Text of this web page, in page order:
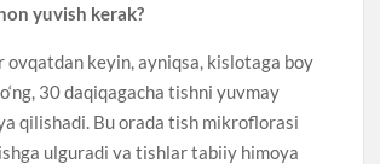
yuvish kerak?
ovqatdan keyin, ayniqsa, kislotaga boy
30 daqiqagacha tishni yuvmay
qilishadi. Bu orada tish mikroflorasi
ulguradi va tishlar tabiiy himoya